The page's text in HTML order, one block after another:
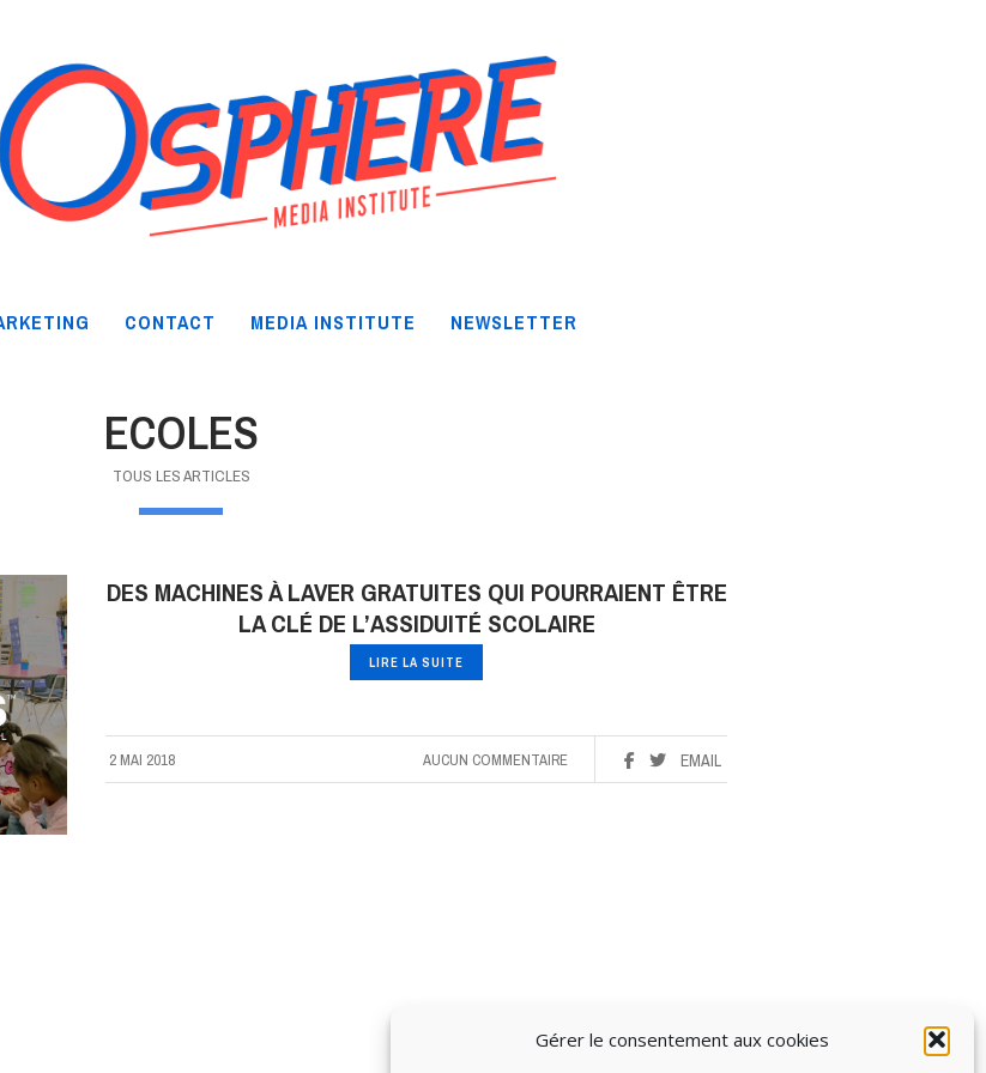
Gérer le consentement aux cookies
CONTACT MEDIA INSTITUTE NEWSLETTER
ECOLES
TOUS LES ARTICLES
DES MACHINES À LAVER GRATUITES QUI POURRAIENT ÊTRE
LA CLÉ DE L’ASSIDUITÉ SCOLAIRE
LIRE LA SUITE
2 MAI 2018 EMAIL
AUCUN COMMENTAIRE